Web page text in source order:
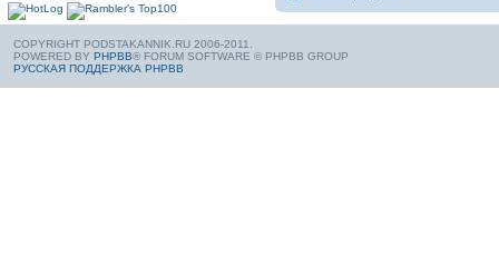
COPYRIGHT PODSTAKANNIK.RU 2006-2011.
POWERED BY PHPBB® FORUM SOFTWARE © PHPBB GROUP
РУССКАЯ ПОДДЕРЖКА PHPBB